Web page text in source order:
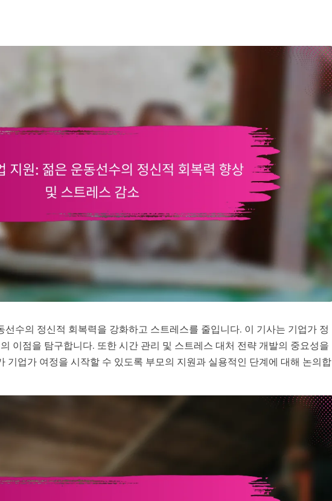
수의 정신적 회복력을 강화하고 스트레스를 줄입니다. 이 기사는 기업가 정
이점을 탐구합니다. 또한 시간 관리 및 스트레스 대처 전략 개발의 중요성을
기업가 여정을 시작할 수 있도록 부모의 지원과 실용적인 단계에 대해 논의합